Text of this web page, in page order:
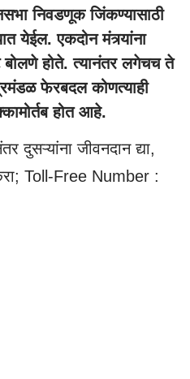
निवडणूक जिंकण्यासाठी
येईल. एकदोन मंत्र्यांना
होते. त्यानंतर लगेचच ते
फेरबदल कोणत्याही
होत आहे.
दुसऱ्यांना जीवनदान द्या,
Toll-Free Number :